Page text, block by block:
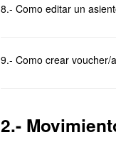
8.- Como editar un
9.- Como crear voucher/
2.-